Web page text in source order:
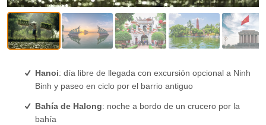
Hanoi: día libre de llegada con excursión opcional a Ninh
Binh y paseo en ciclo por el barrio antiguo
Bahía de Halong: noche a bordo de un crucero por la
bahía